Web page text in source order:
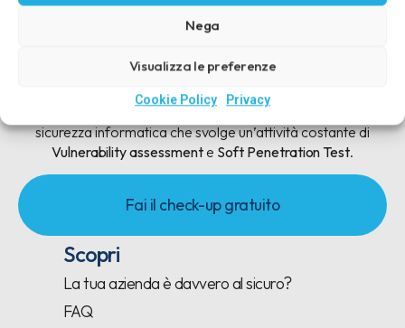
Nega
Visualizza le preferenze
Cookie Policy Privacy
AmicoHacker è un sistema di controllo continuo della
sicurezza informatica che svolge un’attività costante di
Vulnerability assessmente Soft Penetration Test.
Fai il check-up gratuito
Scopri
La tua azienda è davvero al sicuro?
FAQ